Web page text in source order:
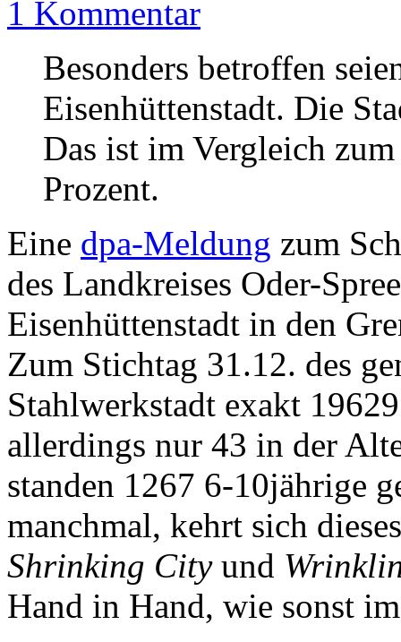
1 Kommentar
Besonders betroffen
Eisenhüttenstadt. Die
Das ist im Vergleich
Prozent.
Eine dpa-Meldung zum
des Landkreises Oder-
Eisenhüttenstadt in den
Zum Stichtag 31.12. des
Stahlwerkstadt exakt
allerdings nur 43 in der
standen 1267 6-10jährige
manchmal, kehrt sich
Shrinking Cityund
Hand in Hand, wie sonst